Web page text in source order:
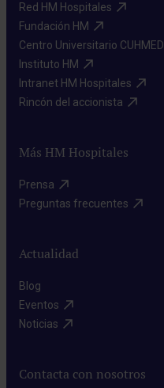
Red HM Hospitales​
Fundación HM​
Centro Universitario CUHMED​
Instituto HM​
Intranet HM Hospitales​
Rincón del accionista​
Más HM Hospitales
Prensa​
Preguntas frecuentes​
Actualidad
Blog​
Eventos​
Noticias​
Contacta con nosotros